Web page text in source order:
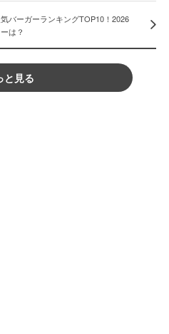
バーガーランキングTOP10！2026
は？
と見る